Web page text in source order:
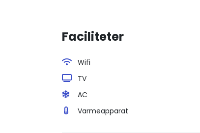
Faciliteter
Wifi
TV
AC
Varmeapparat